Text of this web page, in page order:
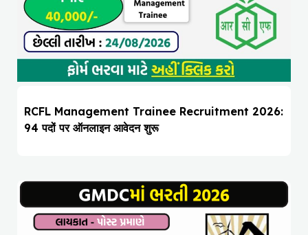
RCFL Management Trainee Recruitment 2026:
94 पदों पर ऑनलाइन आवेदन शुरू